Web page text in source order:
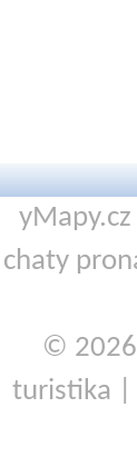
chaty
©
turistika